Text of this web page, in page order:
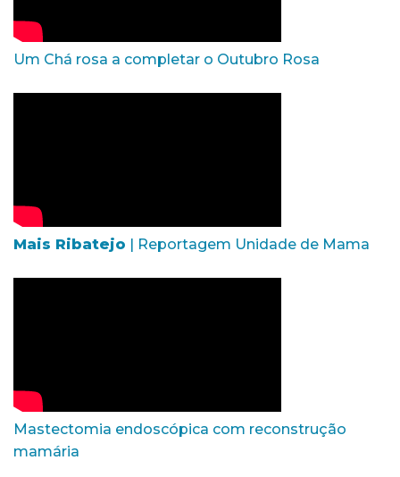
Um Chá rosa a completar o Outubro Rosa
Mais Ribatejo | Reportagem Unidade de Mama
Mastectomia endoscópica com reconstrução
mamária